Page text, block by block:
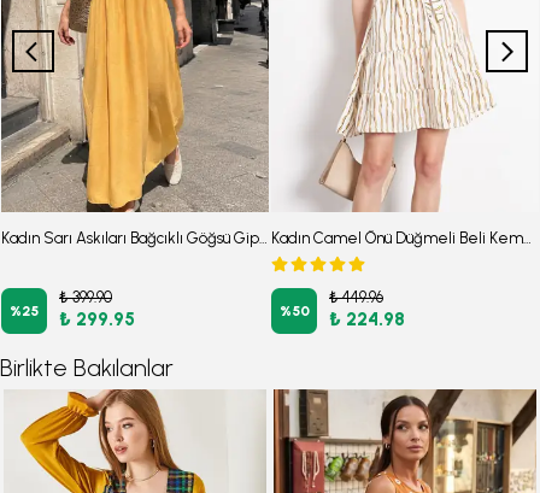
Kadın Sarı Askıları Bağcıklı Göğsü Gipe Lastikli Uzun Elbise ARM-25Y001069
%25
₺ 399.90
₺ 299.95
Kadın Camel Önü Düğmeli Beli Kemerli Yakalı Kolsuz Elbise ARM-24Y001066
%50
₺ 449.96
₺ 224.98
Birlikte Bakılanlar